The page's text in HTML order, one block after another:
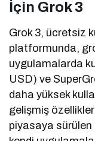
İçin Grok 3
Grok 3, ücretsiz
platformunda,
uygulamalarda
USD) ve
daha yüksek
gelişmiş
piyasaya sürülen